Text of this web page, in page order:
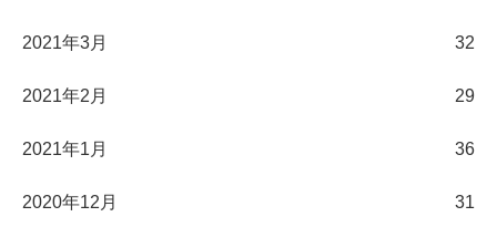
2021年3月 32
2021年2月 29
2021年1月 36
2020年12月 31